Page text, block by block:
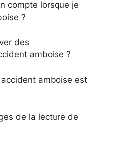
compte lorsque je
?
des
amboise ?
amboise est
de la lecture de